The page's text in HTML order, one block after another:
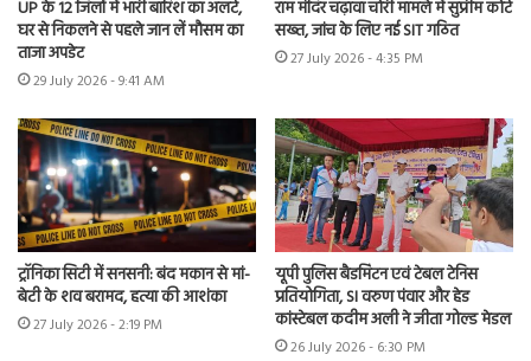
UP के 12 जिलों में भारी बारिश का अलर्ट,
घर से निकलने से पहले जान लें मौसम का
ताजा अपडेट
29 July 2026 - 9:41 AM
राम मंदिर चढ़ावा चोरी मामले में सुप्रीम कोर्ट
सख्त, जांच के लिए नई SIT गठित
27 July 2026 - 4:35 PM
ट्रॉनिका सिटी में सनसनी: बंद मकान से मां-
बेटी के शव बरामद, हत्या की आशंका
27 July 2026 - 2:19 PM
यूपी पुलिस बैडमिंटन एवं टेबल टेनिस
प्रतियोगिता, SI वरुण पंवार और हेड
कांस्टेबल कदीम अली ने जीता गोल्ड मेडल
26 July 2026 - 6:30 PM